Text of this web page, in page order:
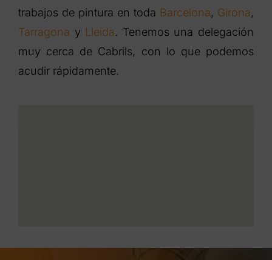
trabajos de pintura en toda Barcelona, Girona,
Tarragona y Lleida. Tenemos una delegación
muy cerca de Cabrils, con lo que podemos
acudir rápidamente.